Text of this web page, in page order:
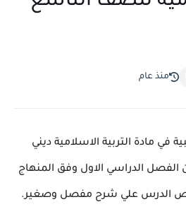
منذ عام
مادة التربية الاسلامية ديني
الدراسي الاول وفق المنهاج
الدرس علي شرح مفصل وصغير.